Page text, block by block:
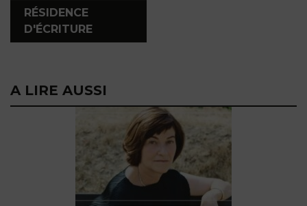
RÉSIDENCE
D'ÉCRITURE
A LIRE AUSSI